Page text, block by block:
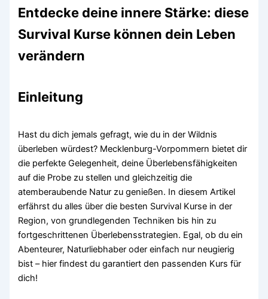
Entdecke deine innere Stärke: diese
Survival Kurse können dein Leben
verändern
Einleitung
Hast du dich jemals gefragt, wie du in der Wildnis
überleben würdest? Mecklenburg-Vorpommern bietet dir
die perfekte Gelegenheit, deine Überlebensfähigkeiten
auf die Probe zu stellen und gleichzeitig die
atemberaubende Natur zu genießen. In diesem Artikel
erfährst du alles über die besten Survival Kurse in der
Region, von grundlegenden Techniken bis hin zu
fortgeschrittenen Überlebensstrategien. Egal, ob du ein
Abenteurer, Naturliebhaber oder einfach nur neugierig
bist – hier findest du garantiert den passenden Kurs für
dich!